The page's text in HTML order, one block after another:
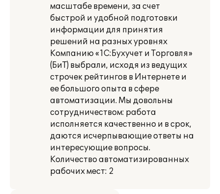
масштабе времени, за счет
быстрой и удобной подготовки
информации для принятия
решений на разных уровнях
Компанию «1С:Бухучет и Торговля»
(БиТ) выбрали, исходя из ведущих
строчек рейтингов в Интернете и
ее большого опыта в сфере
автоматизации. Мы довольны
сотрудничеством: работа
исполняется качественно и в срок,
даются исчерпывающие ответы на
интересующие вопросы.
Количество автоматизированных
рабочих мест: 2